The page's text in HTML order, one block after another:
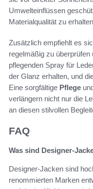
Umwelteinflüssen
Materialqualität zu
Zusätzlich empfiehlt es
regelmäßig zu überprüfen
pflegenden Spray für
der Glanz erhalten, und
Eine sorgfältige Pflege
verlängern nicht nur die
an diesen stilvollen
FAQ
Was sind Designer-
Designer-Jacken sind
renommierten Marken